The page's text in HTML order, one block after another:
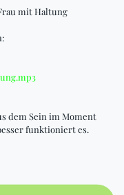
mit Haltung
dem Sein im Moment
funktioniert es.